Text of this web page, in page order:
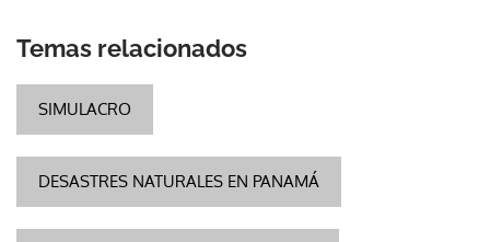
Temas relacionados
SIMULACRO
DESASTRES NATURALES EN PANAMÁ